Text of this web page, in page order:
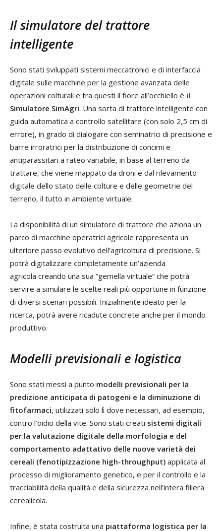
Il simulatore del trattore
intelligente
Sono stati sviluppati sistemi meccatronici e di interfaccia
digitale sulle macchine per la gestione avanzata delle
operazioni colturali e tra questi il fiore all’occhiello è il
Simulatore SimAgri. Una sorta di trattore intelligente con
guida automatica a controllo satellitare (con solo 2,5 cm di
errore), in grado di dialogare con seminatrici di precisione e
barre irroratrici per la distribuzione di concimi e
antiparassitari a rateo variabile, in base al terreno da
trattare, che viene mappato da droni e dal rilevamento
digitale dello stato delle colture e delle geometrie del
terreno, il tutto in ambiente virtuale.
La disponibilità di un simulatore di trattore che aziona un
parco di macchine operatrici agricole rappresenta un
ulteriore passo evolutivo dell’agricoltura di precisione. Si
potrà digitalizzare completamente un’azienda
agricola creando una sua “gemella virtuale” che potrà
servire a simulare le scelte reali più opportune in funzione
di diversi scenari possibili. Inizialmente ideato per la
ricerca, potrà avere ricadute concrete anche per il mondo
produttivo.
Modelli previsionali e logistica
Sono stati messi a punto modelli previsionali per la
predizione anticipata di patogeni e la diminuzione di
fitofarmaci, utilizzati solo lì dove necessari, ad esempio,
contro l’oidio della vite. Sono stati creati sistemi digitali
per la valutazione digitale della morfologia e del
comportamento adattativo delle nuove varietà dei
cereali (fenotipizzazione high-throughput) applicata al
processo di miglioramento genetico, e per il controllo e la
tracciabilità della qualità e della sicurezza nell’intera filiera
cerealicola.
Infine, è stata costruita una piattaforma logistica per la